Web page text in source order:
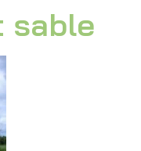
sable